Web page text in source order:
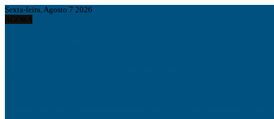
Sexta-feira, Agosto 7 2026